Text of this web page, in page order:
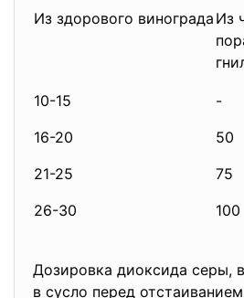
Из здорового винограда Из
10-15
16-20
21-25
26-30
-
50
75
100
Дозировка диоксида серы,
в сусло перед